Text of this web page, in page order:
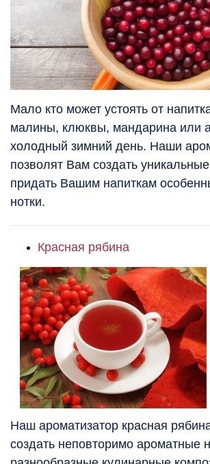
Мало кто может устоять от
малины, клюквы, мандарина или
холодный зимний день. Наши
позволят Вам создать
придать Вашим напиткам
нотки.
Красная рябина
Наш ароматизатор красная
создать неповторимо ароматные